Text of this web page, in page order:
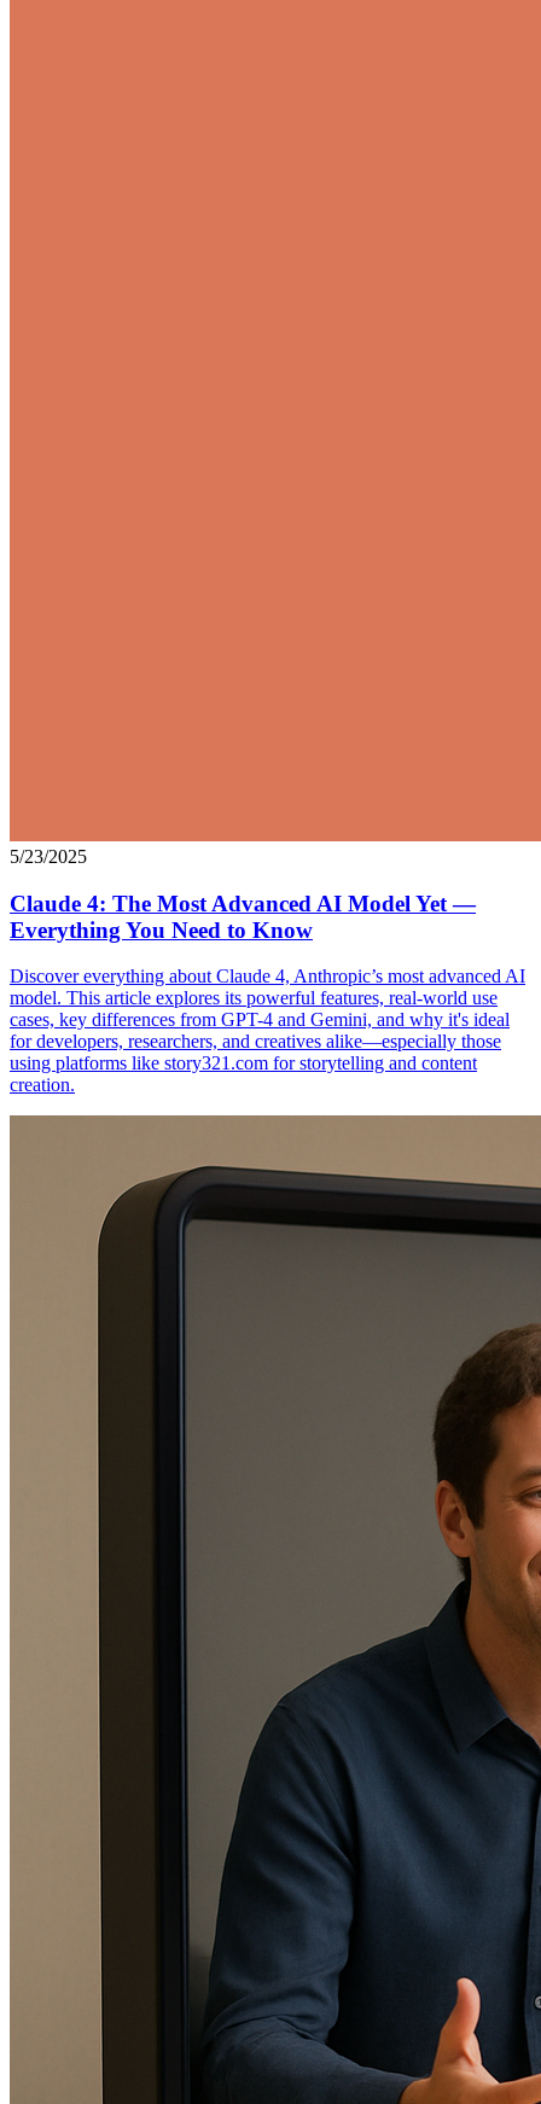
5/23/2025
Claude 4: The Most Advanced AI Model Yet —
Everything You Need to Know
Discover everything about Claude 4, Anthropic’s most advanced AI
model. This article explores its powerful features, real-world use
cases, key differences from GPT-4 and Gemini, and why it's ideal
for developers, researchers, and creatives alike—especially those
using platforms like story321.com for storytelling and content
creation.